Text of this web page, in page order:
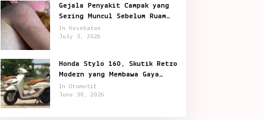
Gejala Penyakit Campak yang
Sering Muncul Sebelum Ruam
Terlihat
In Kesehatan
July 3, 2026
Honda Stylo 160, Skutik Retro
Modern yang Membawa Gaya
Kota Lebih Berkelas
In Otomotif
June 30, 2026